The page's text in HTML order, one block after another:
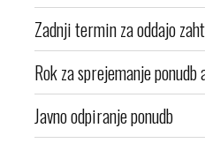
Zadnji termin za oddajo
Rok za sprejemanje
Javno odpiranje ponudb